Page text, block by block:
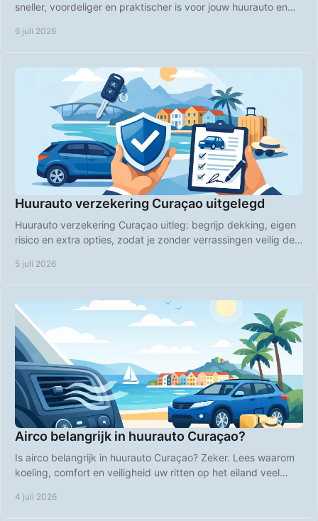
sneller, voordeliger en praktischer is voor jouw huurauto en
6 juli 2026
Huurauto verzekering Curaçao uitgelegd
Huurauto verzekering Curaçao uitleg: begrijp dekking, eigen
risico en extra opties, zodat je zonder verrassingen veilig de
5 juli 2026
Airco belangrijk in huurauto Curaçao?
Is airco belangrijk in huurauto Curaçao? Zeker. Lees waarom
koeling, comfort en veiligheid uw ritten op het eiland veel
4 juli 2026